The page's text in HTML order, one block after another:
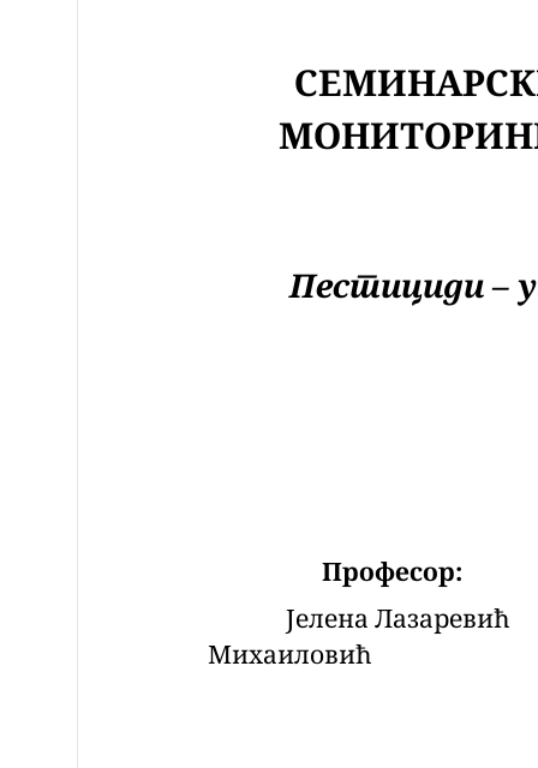
Пестициди –
Јелена
Михаиловић